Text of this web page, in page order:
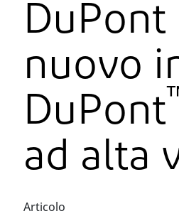
nuovo
DuPont
ad alta
Articolo